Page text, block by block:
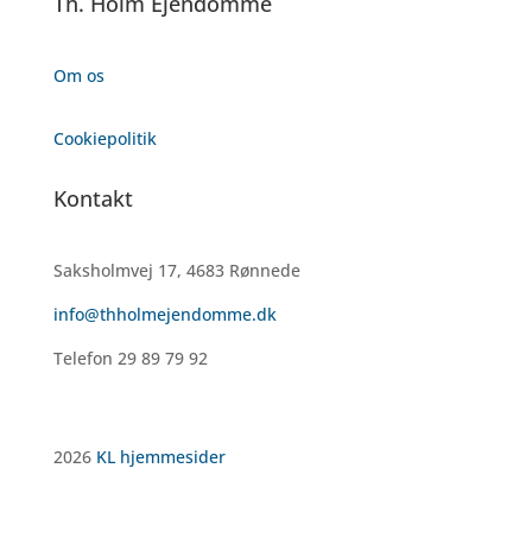
Om os
Cookiepolitik
Kontakt
Saksholmvej 17, 4683 Rønnede
info@thholmejendomme.dk
Telefon 29 89 79 92
2026 KL hjemmesider